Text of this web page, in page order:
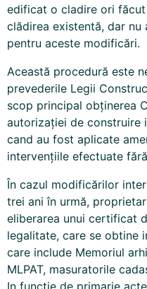
edificat o cladire ori
clădirea existentă, dar
pentru aceste modificări.
Această procedură este
prevederile Legii
scop principal obținerea
autorizației de construire
cand au fost aplicate
intervențiile efectuate
În cazul modificărilor
trei ani în urmă,
eliberarea unui certificat
legalitate, care se obtine
care include Memoriul
MLPAT, masuratorile
In functie de primarie